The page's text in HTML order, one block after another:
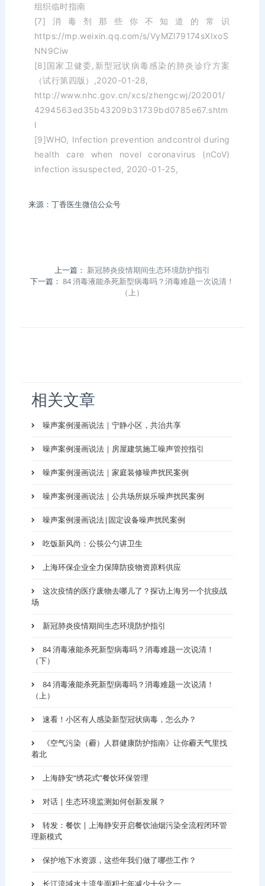
组织临时指南
[7]消毒剂那些你不知道的常识
https://mp.weixin.qq.com/s/VyMZl79174sXIxoS
NN9Ciw
[8]国家卫健委,新型冠状病毒感染的肺炎诊疗方案
（试行第四版）,2020-01-28,
http://www.nhc.gov.cn/xcs/zhengcwj/202001/
4294563ed35b43209b31739bd0785e67.shtm
l
[9]WHO, Infection prevention andcontrol during
health care when novel coronavirus (nCoV)
infection issuspected, 2020-01-25,
来源：丁香医生微信公众号
上一篇： 新冠肺炎疫情期间生态环境防护指引
下一篇： 84 消毒液能杀死新型病毒吗？消毒难题一次说清！
（上）
相关文章
噪声案例漫画说法｜宁静小区，共治共享
噪声案例漫画说法｜房屋建筑施工噪声管控指引
噪声案例漫画说法｜家庭装修噪声扰民案例
噪声案例漫画说法｜公共场所娱乐噪声扰民案例
噪声案例漫画说法|固定设备噪声扰民案例
吃饭新风尚：公筷公勺讲卫生
上海环保企业全力保障防疫物资原料供应
这次疫情的医疗废物去哪儿了？探访上海另一个抗疫战
场
新冠肺炎疫情期间生态环境防护指引
84 消毒液能杀死新型病毒吗？消毒难题一次说清！
（下）
84 消毒液能杀死新型病毒吗？消毒难题一次说清！
（上）
速看！小区有人感染新型冠状病毒，怎么办？
《空气污染（霾）人群健康防护指南》让你霾天气里找
着北
上海静安“绣花式”餐饮环保管理
对话 | 生态环境监测如何创新发展？
转发：餐饮 | 上海静安开启餐饮油烟污染全流程闭环管
理新模式
保护地下水资源，这些年我们做了哪些工作？
长江流域水土流失面积七年减少十分之一